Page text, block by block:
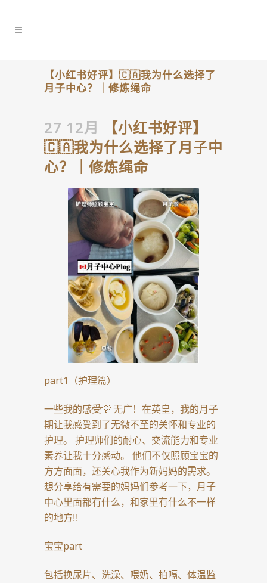
【小红书好评】🇨🇦我为什么选择了
月子中心？｜修炼绳命
27 12月
【小红书好评】
🇨🇦我为什么选择了月子中
心？｜修炼绳命
part1（护理篇）
一些我的感受💡 无广！在英皇，我的月子
期让我感受到了无微不至的关怀和专业的
护理。 护理师们的耐心、交流能力和专业
素养让我十分感动。 他们不仅照顾宝宝的
方方面面，还关心我作为新妈妈的需求。
想分享给有需要的妈妈们参考一下，月子
中心里面都有什么，和家里有什么不一样
的地方‼️
宝宝part
包括换尿片、洗澡、喂奶、拍嗝、体温监